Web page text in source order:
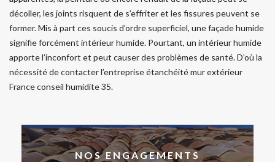
décoller, les joints risquent de s’effriter et les fissures peuvent se
former. Mis à part ces soucis d’ordre superficiel, une façade humide
signifie forcément intérieur humide. Pourtant, un intérieur humide
apporte l’inconfort et peut causer des problèmes de santé. D’où la
nécessité de contacter l’entreprise étanchéité mur extérieur
France conseil humidite 35.
NOS ENGAGEMENTS